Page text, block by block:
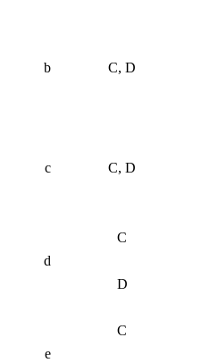
b C, D
c C, D
d
C
D
e
C